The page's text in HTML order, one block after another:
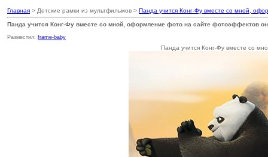
Главная > Детские рамки из мультфильмов > Панда учится Конг-Фу вместе со мной,
Панда учится Конг-Фу вместе со мной, оформление фото на сайте фотоэффектов
Разместил: frame-baby
Панда учится Конг-Фу вместе со